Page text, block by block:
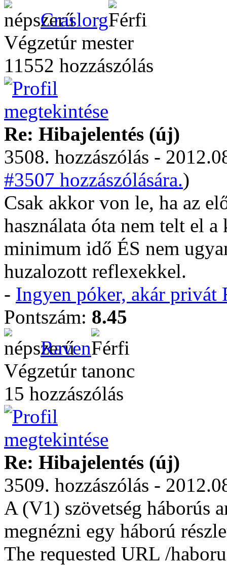
Craslorg
Végzetúr mester
11552 hozzászólás
Re: Hibajelentés (új)
3508. hozzászólás -
#3507 hozzászólására.)
Csak akkor von le, ha az
használata óta nem telt el
minimum idő ÉS nem
huzalozott reflexekkel.
- Ingyen póker, akár privát
Pontszám: 8.45
Raven
Végzetúr tanonc
15 hozzászólás
Re: Hibajelentés (új)
3509. hozzászólás -
A (V1) szövetség háborús
megnézni egy háború
The requested URL /